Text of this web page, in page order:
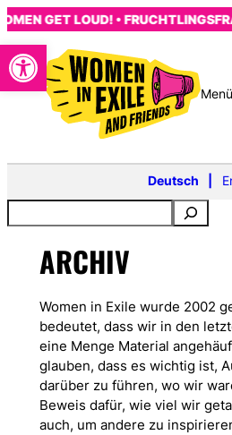
Open toolbar
Zum
Inhalt
springen
GET LOUD! •
Deutsch
ARCHIV
Women in Exile wurde 2002
bedeutet, dass wir in den
eine Menge Material
glauben, dass es wichtig ist,
darüber zu führen, wo wir
Beweis dafür, wie viel wir
auch, um andere zu